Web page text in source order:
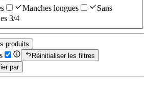
Manches longues
Sans
3/4
produits
Réinitialiser les filtres
par